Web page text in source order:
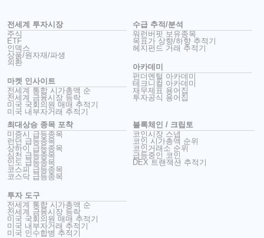
전세계 투자시장
주식
ETF
인덱스
상품/원자재/파생
외환
마켓 인사이트
전세계 통합 시가총액 순
전세계 금융시장 등락
미국 국회의원 매매 추적기
미국 내부자거래 추적기
수급 추적/분석
워런버핏 보유종목
목표가 상향/하향 추적기
헤지펀드 거래 추적기
아카데미
펀더멘털 아카데미
테크니컬 아카데미
재무제표 용어집
투자공식 용어집
최대상승 종목 포착
미증시 급등종목
런던 급등종목
상하이 급등종목
심천 급등종목
인도 급등종목
코스피 급등종목
코스닥 급등종목
투자 도구
전세계 통합 시가총액 순
전세계 금융시장 등락
미국 국회의원 매매 추적기
미국 내부자거래 추적기
미국 인수합병 추적기
블록체인 / 크립토
코인시장 스냅
코인 시가총액 순위
코인거래소 순위
급등중인 코인
DEX 트랜잭션 추적기